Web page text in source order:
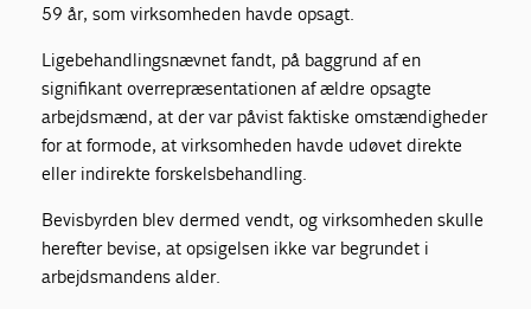
59 år, som virksomheden havde opsagt.
Ligebehandlingsnævnet fandt, på baggrund af en
signifikant overrepræsentationen af ældre opsagte
arbejdsmænd, at der var påvist faktiske omstændigheder
for at formode, at virksomheden havde udøvet direkte
eller indirekte forskelsbehandling.
Bevisbyrden blev dermed vendt, og virksomheden skulle
herefter bevise, at opsigelsen ikke var begrundet i
arbejdsmandens alder.